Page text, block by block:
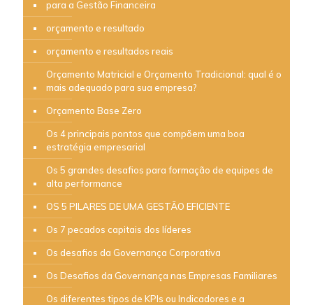
para a Gestão Financeira
orçamento e resultado
orçamento e resultados reais
Orçamento Matricial e Orçamento Tradicional: qual é o
mais adequado para sua empresa?
Orçamento Base Zero
Os 4 principais pontos que compõem uma boa
estratégia empresarial
Os 5 grandes desafios para formação de equipes de
alta performance
OS 5 PILARES DE UMA GESTÃO EFICIENTE
Os 7 pecados capitais dos líderes
Os desafios da Governança Corporativa
Os Desafios da Governança nas Empresas Familiares
Os diferentes tipos de KPIs ou Indicadores e a